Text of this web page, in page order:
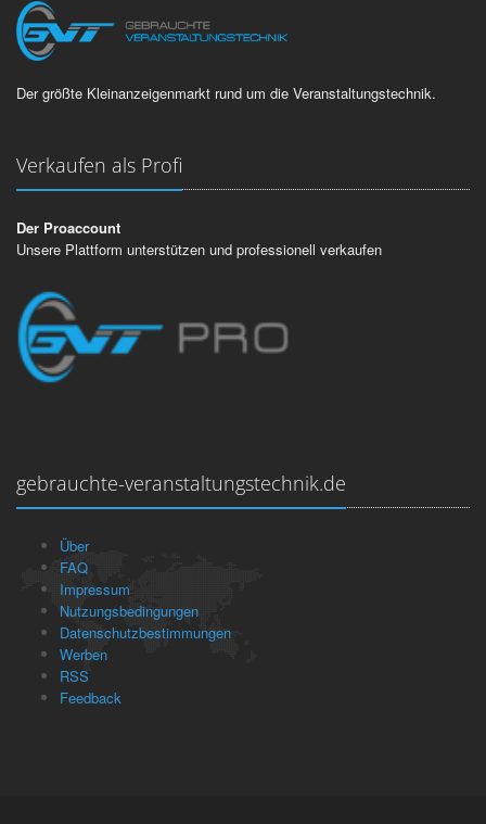
Der größte Kleinanzeigenmarkt rund um die Veranstaltungstechnik.
Verkaufen als Profi
Der Proaccount
Unsere Plattform unterstützen und professionell verkaufen
gebrauchte-veranstaltungstechnik.de
Über
FAQ
Impressum
Nutzungsbedingungen
Datenschutzbestimmungen
Werben
RSS
Feedback